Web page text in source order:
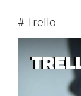
# Trello